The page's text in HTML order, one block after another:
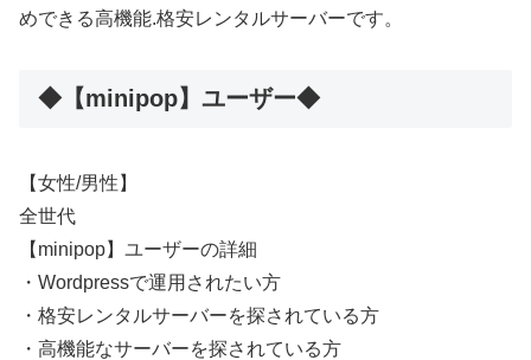
めできる高機能.格安レンタルサーバーです。
◆【minipop】ユーザー◆
【女性/男性】
全世代
【minipop】ユーザーの詳細
・Wordpressで運用されたい方
・格安レンタルサーバーを探されている方
・高機能なサーバーを探されている方